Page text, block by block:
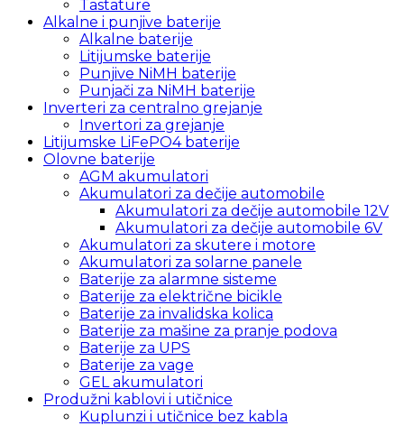
Tastature
Alkalne i punjive baterije
Alkalne baterije
Litijumske baterije
Punjive NiMH baterije
Punjači za NiMH baterije
Inverteri za centralno grejanje
Invertori za grejanje
Litijumske LiFePO4 baterije
Olovne baterije
AGM akumulatori
Akumulatori za dečije automobile
Akumulatori za dečije automobile 12V
Akumulatori za dečije automobile 6V
Akumulatori za skutere i motore
Akumulatori za solarne panele
Baterije za alarmne sisteme
Baterije za električne bicikle
Baterije za invalidska kolica
Baterije za mašine za pranje podova
Baterije za UPS
Baterije za vage
GEL akumulatori
Produžni kablovi i utičnice
Kuplunzi i utičnice bez kabla